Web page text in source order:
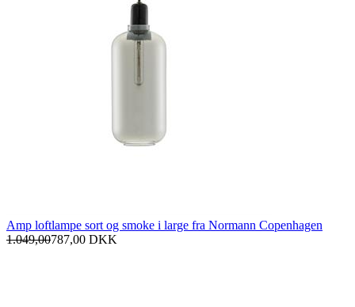
Amp loftlampe sort og smoke i large fra Normann Copenhagen
1.049,00787,00 DKK